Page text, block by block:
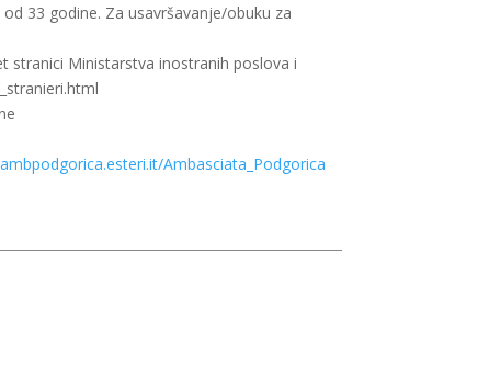
33 godine. Za usavršavanje/obuku za
stranici Ministarstva inostranih poslova i
Ambasciata_Podgorica